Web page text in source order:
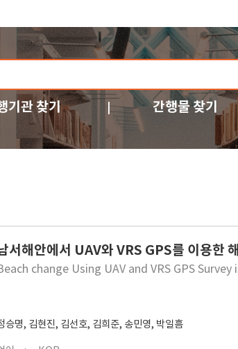
기관 찾기 간행물 찾기
서해안에서 UAV와 VRS GPS를 이용한
change Using UAV and VRS GPS
승명, 김현진, 김선호, 김희준, 송민영, 박일흠